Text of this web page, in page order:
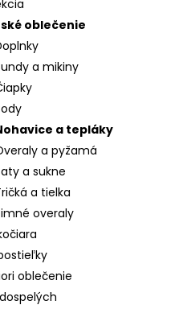
oblečenie
a mikiny
a tepláky
a pyžamá
a sukne
a tielka
overaly
oblečenie